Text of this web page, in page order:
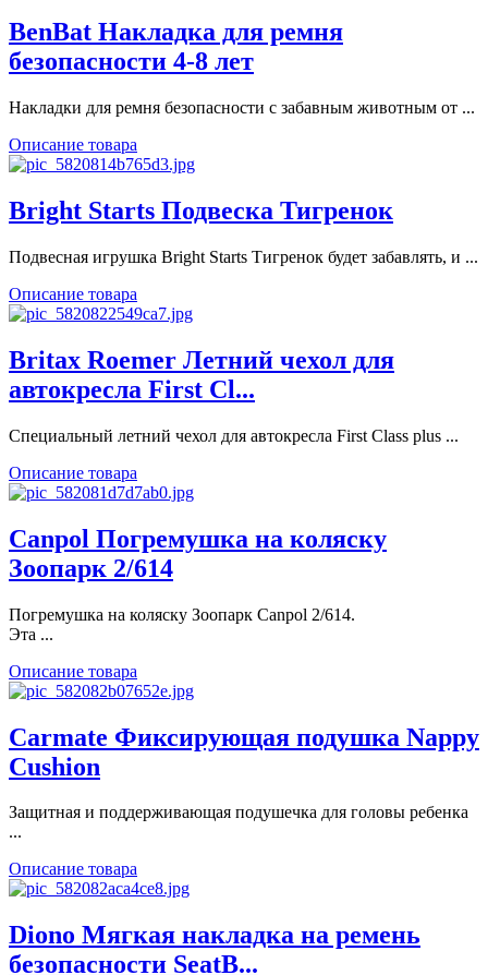
BenBat Накладка для ремня
безопасности 4-8 лет
Накладки для ремня безопасности с забавным животным от ...
Описание товара
Bright Starts Подвеска Тигренок
Подвесная игрушка Bright Starts Тигренок будет забавлять, и ...
Описание товара
Britax Roemer Летний чехол для
автокресла First Cl...
Специальный летний чехол для автокресла First Class plus ...
Описание товара
Canpol Погремушка на коляску
Зоопарк 2/614
Погремушка на коляску Зоопарк Canpol 2/614.
Эта ...
Описание товара
Carmate Фиксирующая подушка Nappy
Cushion
Защитная и поддерживающая подушечка для головы ребенка
...
Описание товара
Diono Мягкая накладка на ремень
безопасности SeatB...